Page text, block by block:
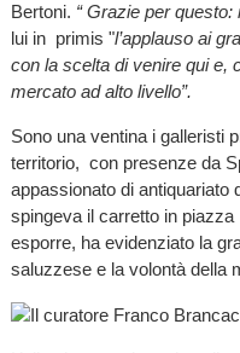
Bertoni. “ Grazie per
lui in primis "l’applauso ai
con la scelta di venire qui e,
mercato ad alto livello”.
Sono una ventina i galleristi
territorio, con presenze da
appassionato di antiquariato
spingeva il carretto in
esporre, ha evidenziato la
saluzzese e la volontà della